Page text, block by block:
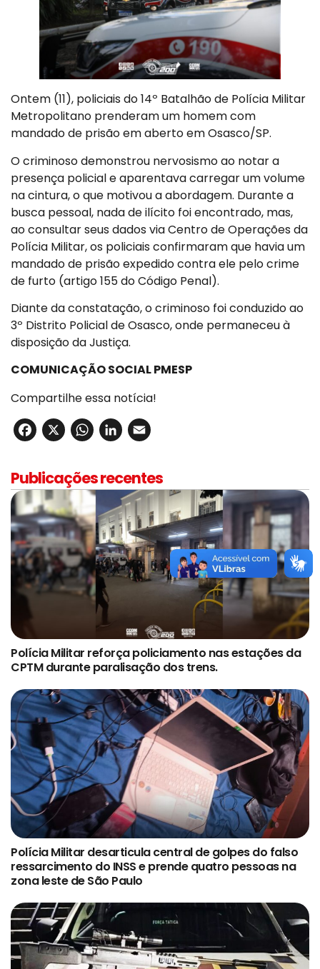
Ontem (11), policiais do 14º Batalhão de Polícia Militar
Metropolitano prenderam um homem com
mandado de prisão em aberto em Osasco/SP.
O criminoso demonstrou nervosismo ao notar a
presença policial e aparentava carregar um volume
na cintura, o que motivou a abordagem. Durante a
busca pessoal, nada de ilícito foi encontrado, mas,
ao consultar seus dados via Centro de Operações da
Polícia Militar, os policiais confirmaram que havia um
mandado de prisão expedido contra ele pelo crime
de furto (artigo 155 do Código Penal).
Diante da constatação, o criminoso foi conduzido ao
3º Distrito Policial de Osasco, onde permaneceu à
disposição da Justiça.
COMUNICAÇÃO SOCIAL PMESP
Compartilhe essa notícia!
Facebook
X WhatsApp
LinkedIn
Publicações recentes
Polícia Militar reforça policiamento nas estações da
CPTM durante paralisação dos trens.
Polícia Militar desarticula central de golpes do falso
ressarcimento do INSS e prende quatro pessoas na
zona leste de São Paulo